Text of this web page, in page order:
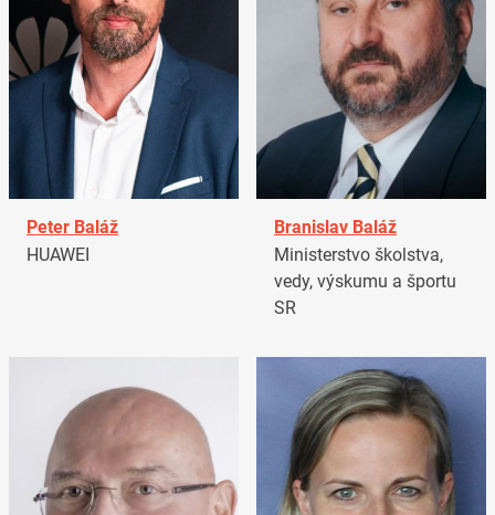
Peter Baláž
HUAWEI
Branislav Baláž
Ministerstvo školstva,
vedy, výskumu a športu
SR